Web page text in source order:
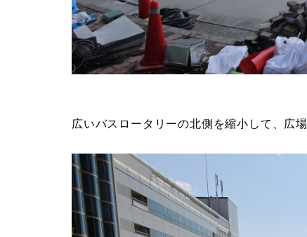
広いバスロータリーの北側を縮小して、広